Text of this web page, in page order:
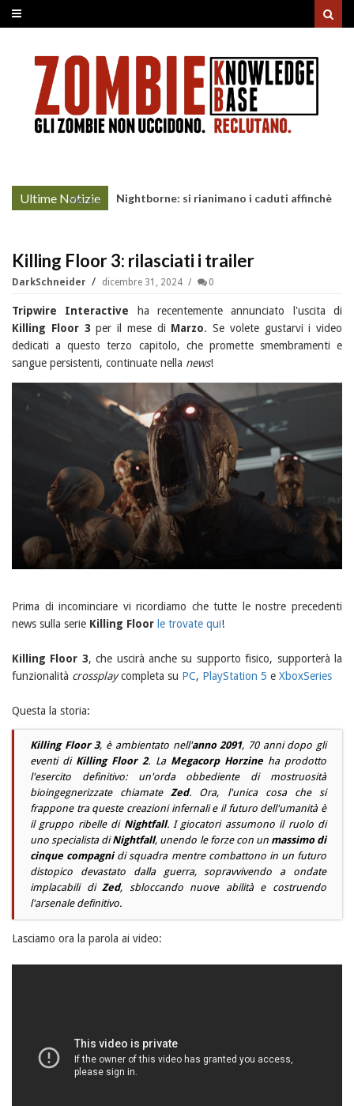
Ultime Notizie
More »
Nightborne: si rianimano i caduti affinchè
Killing Floor 3: rilasciati i trailer
DarkSchneider dicembre 31, 2024 0
Tripwire Interactive ha recentemente annunciato l'uscita di
Killing Floor 3 per il mese di Marzo. Se volete gustarvi i video
dedicati a questo terzo capitolo, che promette smembramenti e
sangue persistenti, continuate nella news!
Prima di incominciare vi ricordiamo che tutte le nostre precedenti
news sulla serie Killing Floor le trovate qui!
Killing Floor 3, che uscirà anche su supporto fisico, supporterà la
funzionalità crossplaycompleta su PC, PlayStation 5 e XboxSeries
Questa la storia:
Killing Floor 3, è ambientato nell'anno 2091, 70 anni dopo gli
eventi di Killing Floor 2. La Megacorp Horzineha prodotto
l'esercito definitivo: un'orda obbediente di mostruosità
bioingegnerizzate chiamateZed. Ora, l'unica cosa che si
frappone tra queste creazioni infernali e il futuro dell'umanità è
il gruppo ribelle di Nightfall. I giocatori assumono il ruolo di
uno specialista diNightfall, unendo le forze con un massimo di
cinque compagnidi squadra mentre combattono in un futuro
distopico devastato dalla guerra, sopravvivendo a ondate
implacabili diZed, sbloccando nuove abilità e costruendo
l'arsenale definitivo.
Lasciamo ora la parola ai video: